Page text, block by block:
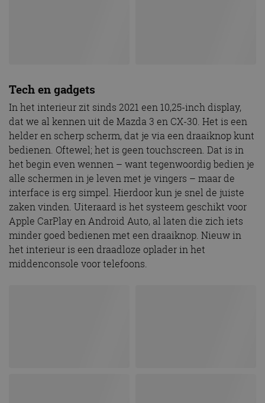
Tech en gadgets
In het interieur zit sinds 2021 een 10,25-inch display,
dat we al kennen uit de Mazda 3 en CX-30. Het is een
helder en scherp scherm, dat je via een draaiknop kunt
bedienen. Oftewel; het is geen touchscreen. Dat is in
het begin even wennen – want tegenwoordig bedien je
alle schermen in je leven met je vingers – maar de
interface is erg simpel. Hierdoor kun je snel de juiste
zaken vinden. Uiteraard is het systeem geschikt voor
Apple CarPlay en Android Auto, al laten die zich iets
minder goed bedienen met een draaiknop. Nieuw in
het interieur is een draadloze oplader in het
middenconsole voor telefoons.